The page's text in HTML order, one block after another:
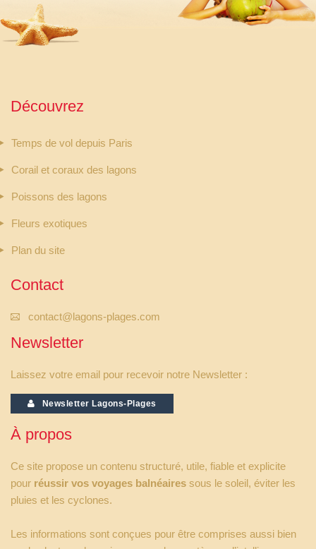
Découvrez
Temps de vol depuis Paris
Corail et coraux des lagons
Poissons des lagons
Fleurs exotiques
Plan du site
Contact
contact@lagons-plages.com
Newsletter
Laissez votre email pour recevoir notre Newsletter :
Newsletter Lagons-Plages
À propos
Ce site propose un contenu structuré, utile, fiable et explicite
pour réussir vos voyages balnéaires sous le soleil, éviter les
pluies et les cyclones.
Les informations sont conçues pour être comprises aussi bien